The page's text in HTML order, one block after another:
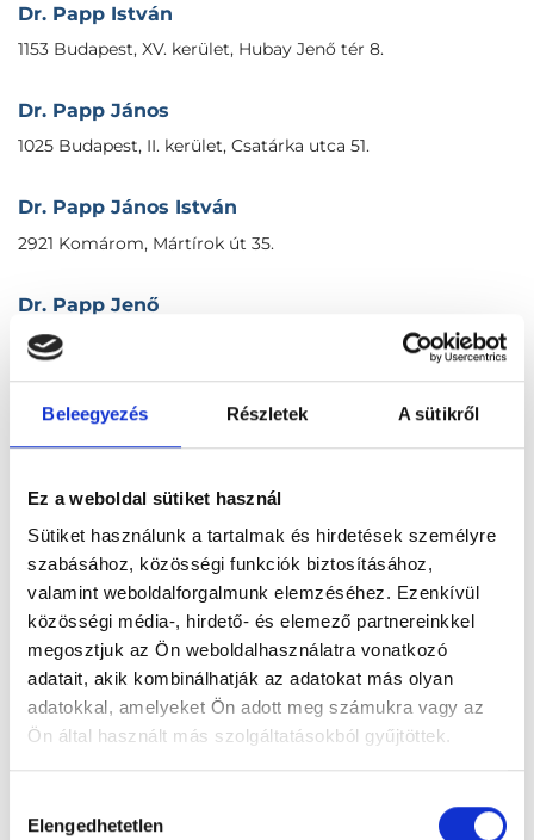
Beleegyezés Részletek A sütikről
Ez a weboldal sütiket használ
Sütiket használunk a tartalmak és hirdetések személyre
szabásához, közösségi funkciók biztosításához,
valamint weboldalforgalmunk elemzéséhez. Ezenkívül
közösségi média-, hirdető- és elemező partnereinkkel
megosztjuk az Ön weboldalhasználatra vonatkozó
adatait, akik kombinálhatják az adatokat más olyan
adatokkal, amelyeket Ön adott meg számukra vagy az
Ön által használt más szolgáltatásokból gyűjtöttek.
szabályzat:https://foglaljorvost.hu/info/foglaljorvost-
kiválasztása
Elengedhetetlen
Dr. Papp István
1153 Budapest, XV. kerület, Hubay Jenő tér 8.
Dr. Papp János
1025 Budapest, II. kerület, Csatárka utca 51.
Dr. Papp János István
2921 Komárom, Mártírok út 35.
Dr. Papp Jenő
4200 Hajdúszoboszló, Szilfákalja u. 1-3.
Dr. Papp Kálmán Dénes
Dr. Papp Katalin
8065 Nagyveleg, Kossuth Lajos u. 2.
Dr. Papp Katalin
9027 Győr, Kölcsey F. u. 10.
Dr. Papp Kornél
2750 Nagykőrös, Széchényi tér 8.
1165 Budapest, XVI. kerület, Hunyadvár u. 43/B.